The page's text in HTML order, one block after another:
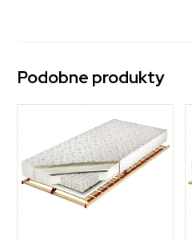
Podobne produkty